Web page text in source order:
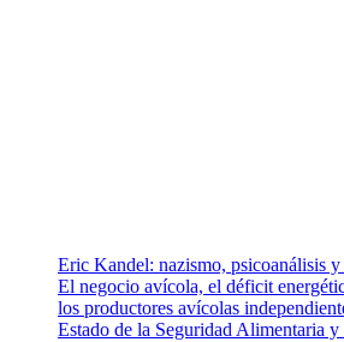
Eric Kandel: nazismo, psicoanálisis y
El negocio avícola, el déficit
los productores avícolas
Estado de la Seguridad Alimentaria